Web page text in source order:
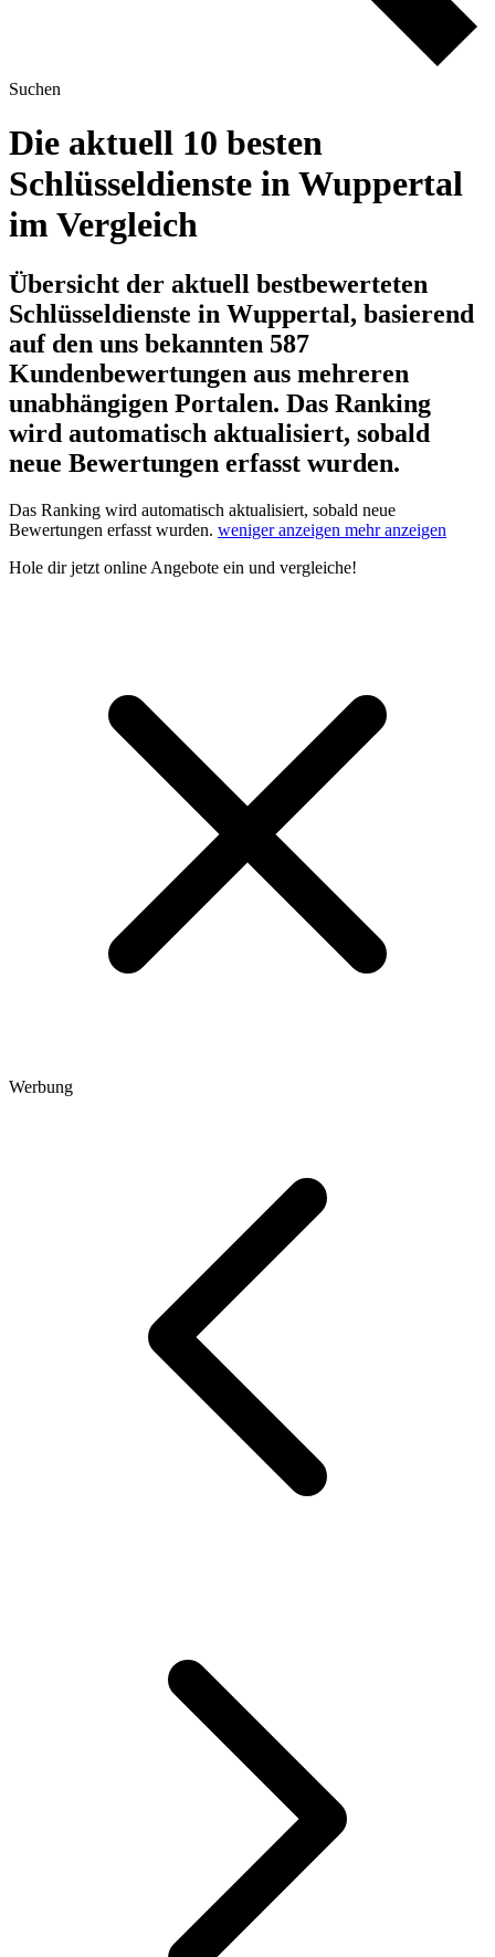
Suchen
Die aktuell 10 besten
Schlüsseldienste in Wuppertal
im Vergleich
Übersicht der aktuell bestbewerteten
Schlüsseldienste in Wuppertal, basierend
auf den uns bekannten 587
Kundenbewertungen aus mehreren
unabhängigen Portalen. Das Ranking
wird automatisch aktualisiert, sobald
neue Bewertungen erfasst wurden.
Das Ranking wird automatisch aktualisiert, sobald neue
Bewertungen erfasst wurden. weniger anzeigen mehr anzeigen
Hole dirjetzt online Angebote ein und vergleiche!
Werbung